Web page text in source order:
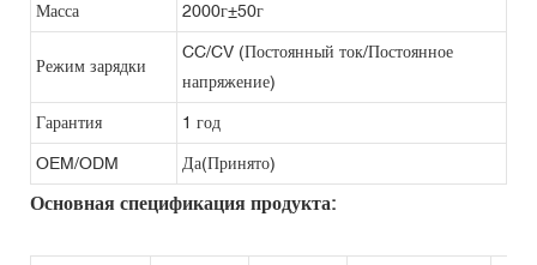
Масса 2000г±50г
Режим зарядки
CC/CV (Постоянный ток/Постоянное
напряжение)
Гарантия 1 год
OEM/ODM Да(Принято)
Основная спецификация продукта: